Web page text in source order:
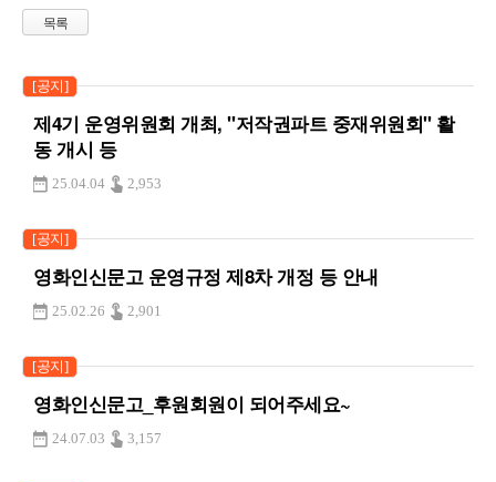
목록
[공지]
제4기 운영위원회 개최, "저작권파트 중재위원회" 활
동 개시 등
25.04.04 2,953
[공지]
영화인신문고 운영규정 제8차 개정 등 안내
25.02.26 2,901
[공지]
영화인신문고_후원회원이 되어주세요~
24.07.03 3,157